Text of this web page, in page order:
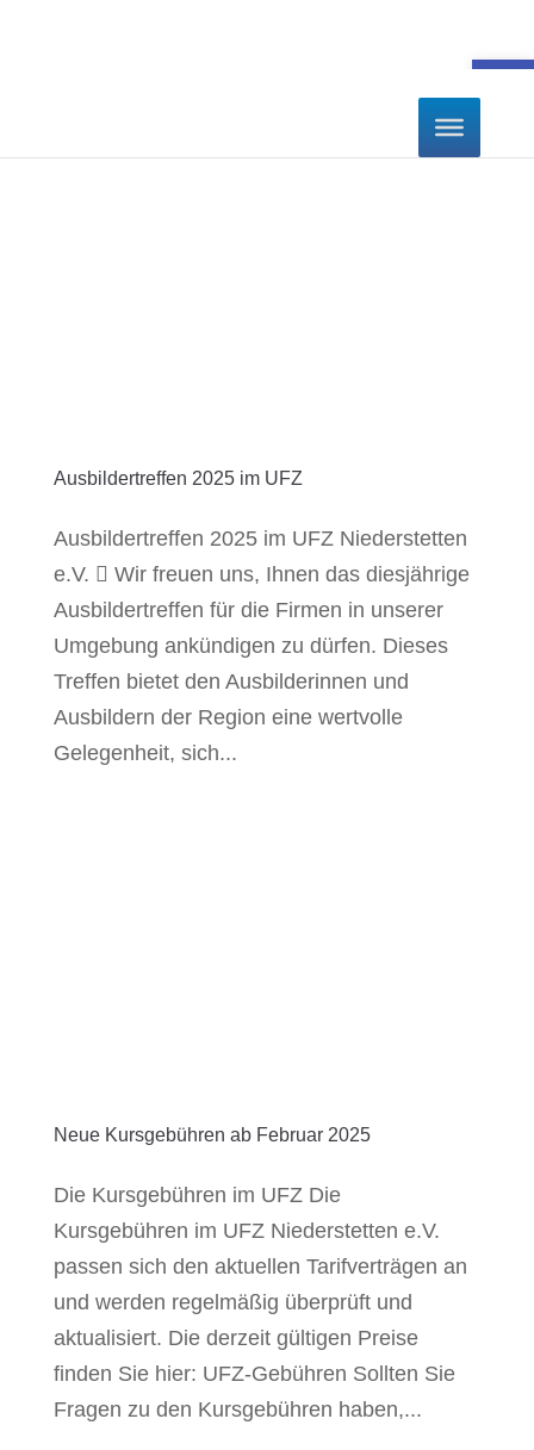
Ausbildertreffen 2025 im UFZ
Ausbildertreffen 2025 im UFZ Niederstetten
e.V.  Wir freuen uns, Ihnen das diesjährige
Ausbildertreffen für die Firmen in unserer
Umgebung ankündigen zu dürfen. Dieses
Treffen bietet den Ausbilderinnen und
Ausbildern der Region eine wertvolle
Gelegenheit, sich...
Neue Kursgebühren ab Februar 2025
Die Kursgebühren im UFZ Die
Kursgebühren im UFZ Niederstetten e.V.
passen sich den aktuellen Tarifverträgen an
und werden regelmäßig überprüft und
aktualisiert. Die derzeit gültigen Preise
finden Sie hier: UFZ-Gebühren Sollten Sie
Fragen zu den Kursgebühren haben,...